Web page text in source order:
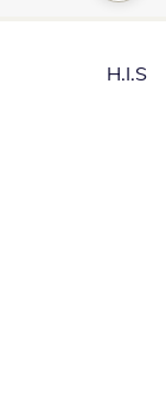
H.I.S